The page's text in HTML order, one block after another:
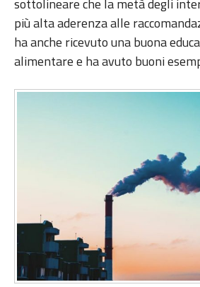
sottolineare che la metà degli
più alta aderenza alle
ha anche ricevuto una buona
alimentare e ha avuto buoni